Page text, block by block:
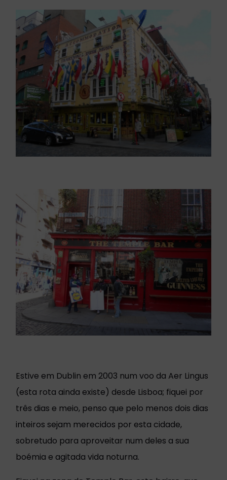
Estive em Dublin em 2003 num voo da Aer Lingus
(esta rota ainda existe) desde Lisboa; fiquei por
três dias e meio, penso que pelo menos dois dias
inteiros sejam merecidos por esta cidade,
sobretudo para aproveitar num deles a sua
boémia e agitada vida noturna.